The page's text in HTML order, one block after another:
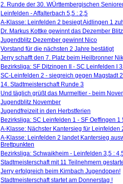
2. Runde der 30. WÜrttembergischen
Leinfelden - Affalterbach 5,5 : 2,5
A-Klasse: Leinfelden 2 besiegt Aidlingen 1
Dr. Markus Kottke gewinnt das Dezember
Jugendblitz Dezember gewinnt Nico
Vorstand für die nächsten 2 Jahre bestätigt
Jerry schafft den 7. Platz beim Heilbronner
Bezirksliga: SF Ditzingen II - SC Leinfelden I
SC-Leinfelden 2 - siegreich gegen Magstadt 2
14. Stadtmeisterschaft Runde 3
Und täglich grüßt das Murmeltier - beim
Jugendblitz November
Jugendfreizeit in den Herbstferien
Bezirksliga: SC Leinfelden 1 - SF Oeffingen 1
A-Klasse: Nächster Kantersieg für Leinfelden
A-Klasse: Leinfelden 2 landet Kantersieg
Brettpunkten
Bezirksliga: Schwaikheim - Leinfelden 3,5 :
Stadtmeisterschaft mit 11 Teilnehmern
Jerry erfolgreich beim Kirnbach Jugendopen!
Stadtmeisterschaft startet am Donnerstag !